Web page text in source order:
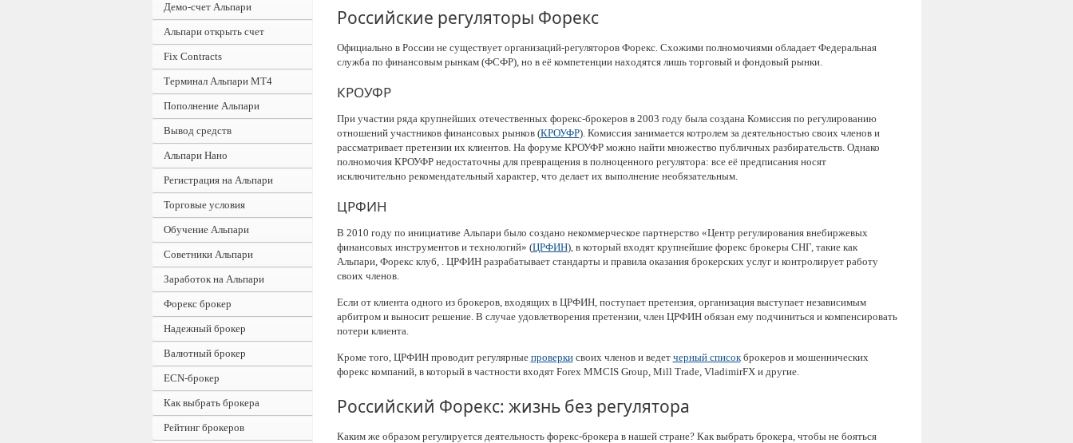
Демо-счет Альпари
Альпари открыть счет
Fix Contracts
Терминал Альпари MT4
Пополнение Альпари
Вывод средств
Альпари Нано
Регистрация на Альпари
Торговые условия
Обучение Альпари
Советники Альпари
Заработок на Альпари
Форекс брокер
Надежный брокер
Валютный брокер
ECN-брокер
Как выбрать брокера
Рейтинг брокеров
Российские регуляторы Форекс
Официально в России не существует организаций-регуляторов Форекс. Схожими полномочиями обладает Федеральная
служба по финансовым рынкам (ФСФР), но в её компетенции находятся лишь торговый и фондовый рынки.
КРОУФР
При участии ряда крупнейших отечественных форекс-брокеров в 2003 году была создана Комиссия по регулированию
отношений участников финансовых рынков (КРОУФР). Комиссия занимается котролем за деятельностью своих членов и
рассматривает претензии их клиентов. На форуме КРОУФР можно найти множество публичных разбирательств. Однако
полномочия КРОУФР недостаточны для превращения в полноценного регулятора: все её предписания носят
исключительно рекомендательный характер, что делает их выполнение необязательным.
ЦРФИН
В 2010 году по инициативе Альпари было создано некоммерческое партнерство «Центр регулирования внебиржевых
финансовых инструментов и технологий» (ЦРФИН), в который входят крупнейшие форекс брокеры СНГ, такие как
Альпари, Форекс клуб, . ЦРФИН разрабатывает стандарты и правила оказания брокерских услуг и контролирует работу
своих членов.
Если от клиента одного из брокеров, входящих в ЦРФИН, поступает претензия, организация выступает независимым
арбитром и выносит решение. В случае удовлетворения претензии, член ЦРФИН обязан ему подчиниться и компенсировать
потери клиента.
Кроме того, ЦРФИН проводит регулярные проверкисвоих членов и ведет черный списокброкеров и мошеннических
форекс компаний, в который в частности входят Forex MMCIS Group, Mill Trade, VladimirFX и другие.
Российский Форекс: жизнь без регулятора
Каким же образом регулируется деятельность форекс-брокера в нашей стране? Как выбрать брокера, чтобы не бояться